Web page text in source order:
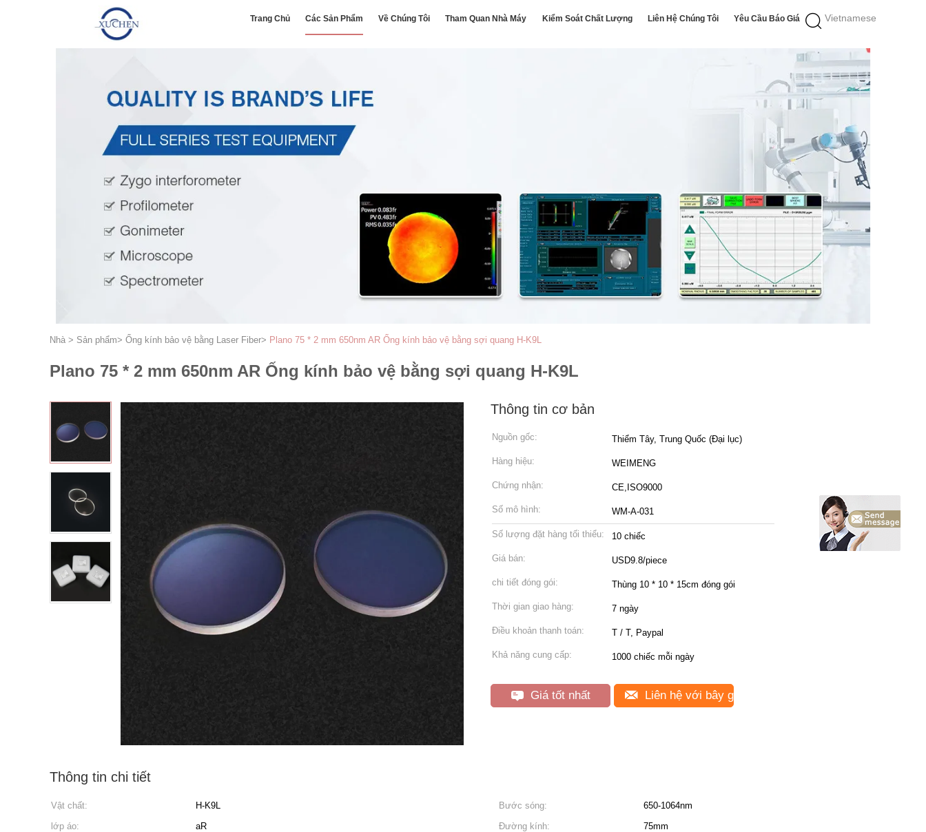
Vietnamese
Trang Chủ Các Sản Phẩm Về Chúng Tôi Tham Quan Nhà Máy Kiểm Soát Chất Lượng Liên Hệ Chúng Tôi Yêu Cầu Báo Giá
Nhà > Sản phẩm> Ống kính bảo vệ bằng Laser Fiber> Plano 75 * 2 mm 650nm AR Ống kính bảo vệ bằng sợi quang H-K9L
Plano 75 * 2 mm 650nm AR Ống kính bảo vệ bằng sợi quang H-K9L
Thông tin cơ bản
Nguồn gốc: Thiểm Tây, Trung Quốc (Đại lục)
Hàng hiệu: WEIMENG
Chứng nhận: CE,ISO9000
Số mô hình: WM-A-031
Số lượng đặt hàng tối thiểu: 10 chiếc
Giá bán: USD9.8/piece
chi tiết đóng gói: Thùng 10 * 10 * 15cm đóng gói
Thời gian giao hàng: 7 ngày
Điều khoản thanh toán: T / T, Paypal
Khả năng cung cấp: 1000 chiếc mỗi ngày
Giá tốt nhất Liên hệ với bây giờ
Thông tin chi tiết
Vật chất: H-K9L Bước sóng:
650-1064nm
lớp áo:
aR Đường kính:
75mm